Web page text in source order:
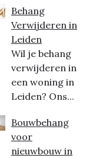
Behang
Verwijderen in
Leiden
Wil je behang
verwijderen in
een woning in
Leiden? Ons...
Bouwbehang
voor
nieuwbouw in